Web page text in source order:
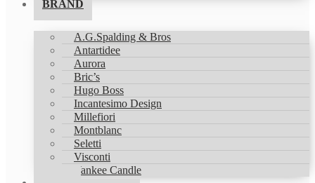
BRAND
A.G.Spalding & Bros
Antartidee
Aurora
Bric’s
Hugo Boss
Incantesimo Design
Millefiori
Montblanc
Seletti
Visconti
Yankee Candle